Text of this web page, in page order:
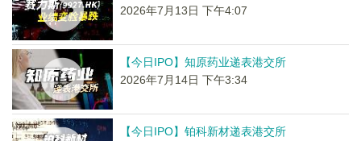
2026年7月13日 下午4:07
【今日IPO】知原药业递表港交所
2026年7月14日 下午3:34
【今日IPO】铂科新材递表港交所